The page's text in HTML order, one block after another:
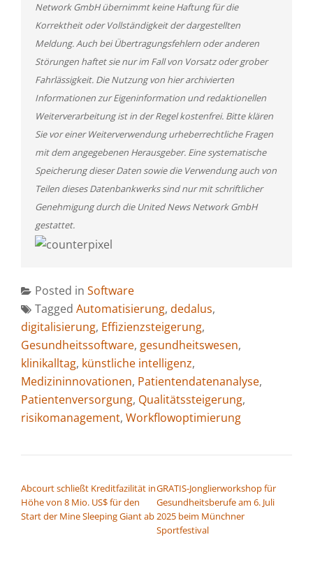
Network GmbH übernimmt keine Haftung für die
Korrektheit oder Vollständigkeit der dargestellten
Meldung. Auch bei Übertragungsfehlern oder anderen
Störungen haftet sie nur im Fall von Vorsatz oder grober
Fahrlässigkeit. Die Nutzung von hier archivierten
Informationen zur Eigeninformation und redaktionellen
Weiterverarbeitung ist in der Regel kostenfrei. Bitte klären
Sie vor einer Weiterverwendung urheberrechtliche Fragen
mit dem angegebenen Herausgeber. Eine systematische
Speicherung dieser Daten sowie die Verwendung auch von
Teilen dieses Datenbankwerks sind nur mit schriftlicher
Genehmigung durch die United News Network GmbH
gestattet.
Posted in Software
Tagged Automatisierung, dedalus,
digitalisierung, Effizienzsteigerung,
Gesundheitssoftware, gesundheitswesen,
klinikalltag, künstliche intelligenz,
Medizininnovationen, Patientendatenanalyse,
Patientenversorgung, Qualitätssteigerung,
risikomanagement, Workflowoptimierung
Abcourt schließt Kreditfazilität in
Höhe von 8 Mio. US$ für den
Start der Mine Sleeping Giant ab
GRATIS-Jonglierworkshop für
Gesundheitsberufe am 6. Juli
2025 beim Münchner
Sportfestival